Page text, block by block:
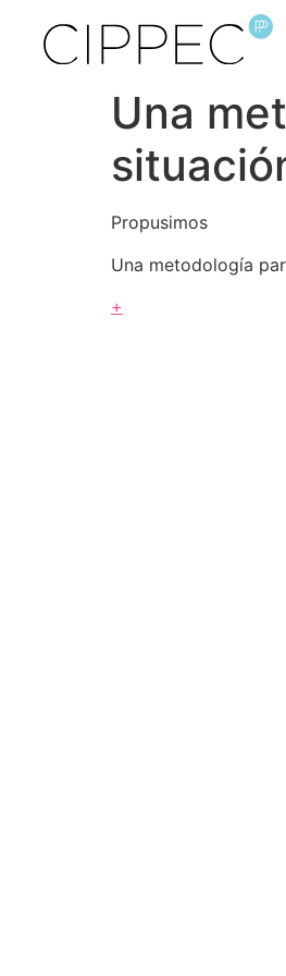
Una
Propusimos
Una metodología
+